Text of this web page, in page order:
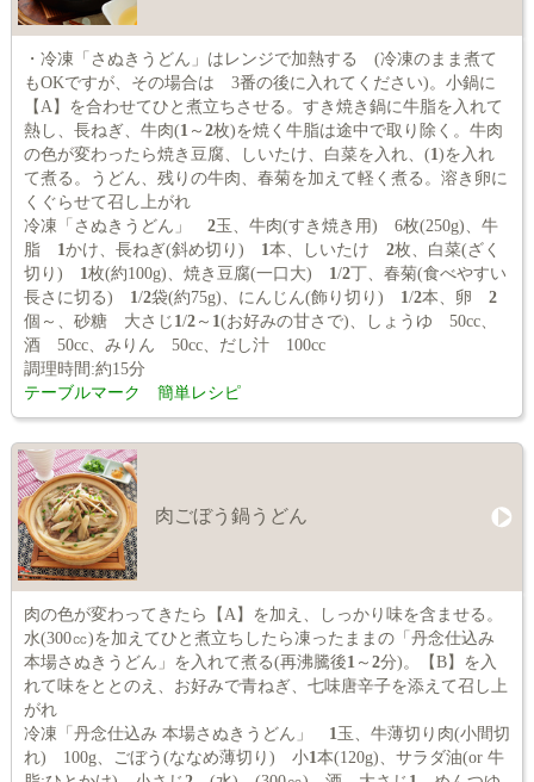
・冷凍「さぬきうどん」はレンジで加熱する (冷凍のまま煮て
もOKですが、その場合は 3番の後に入れてください)。小鍋に
【A】を合わせてひと煮立ちさせる。すき焼き鍋に牛脂を入れて
熱し、長ねぎ、牛肉(1 ～ 2枚)を焼く牛脂は途中で取り除く。牛肉
の色が変わったら焼き豆腐、しいたけ、白菜を入れ、(1 )を入れ
て煮る。うどん、残りの牛肉、春菊を加えて軽く煮る。溶き卵に
くぐらせて召し上がれ
冷凍「さぬきうどん」 2玉、牛肉(すき焼き用) 6枚(250g)、牛
脂 1 かけ、長ねぎ(斜め切り) 1 本、しいたけ 2枚、白菜(ざく
切り) 1 枚(約100g)、焼き豆腐(一口大) 1 /2丁、春菊(食べやすい
長さに切る) 1 /2袋(約75g)、にんじん(飾り切り) 1 /2本、卵 2
個～、砂糖 大さじ 1 /2～ 1 (お好みの甘さで)、しょうゆ 50cc、
酒 50cc、みりん 50cc、だし汁 100cc
調理時間:約15分
テーブルマーク 簡単レシピ
肉ごぼう鍋うどん
肉の色が変わってきたら【A】を加え、しっかり味を含ませる。
水(300㏄)を加えてひと煮立ちしたら凍ったままの「丹念仕込み
本場さぬきうどん」を入れて煮る(再沸騰後1 ～ 2分)。【B】を入
れて味をととのえ、お好みで青ねぎ、七味唐辛子を添えて召し上
がれ
冷凍「丹念仕込み 本場さぬきうどん」 1 玉、牛薄切り肉(小間切
れ) 100g、ごぼう(ななめ薄切り) 小1 本(120g)、サラダ油(or 牛